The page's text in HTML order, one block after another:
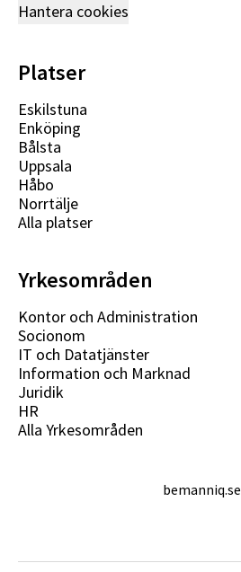
Hantera cookies
Platser
Eskilstuna
Enköping
Bålsta
Uppsala
Håbo
Norrtälje
Alla platser
Yrkesområden
Kontor och Administration
Socionom
IT och Datatjänster
Information och Marknad
Juridik
HR
Alla Yrkesområden
bemanniq.se